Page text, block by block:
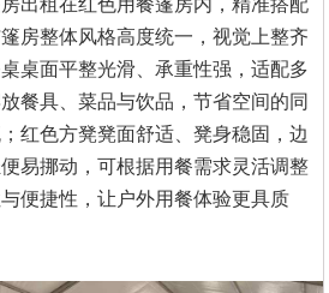
房整体风格高度统一，视觉上整齐
桌面平整光滑、承重性强，适配多
餐具、菜品与饮品，节省空间的同
红色方凳凳面舒适、凳身稳固，边
易挪动，可根据用餐需求灵活调整
便捷性，让户外用餐体验更具质